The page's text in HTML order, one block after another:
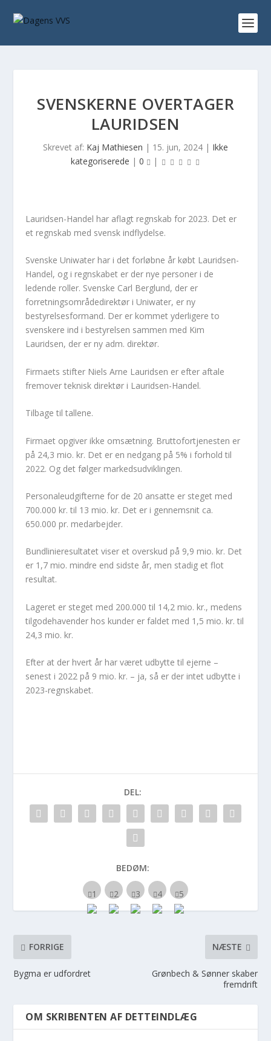
SVENSKERNE OVERTAGER
LAURIDSEN
Skrevet af: Kaj Mathiesen | 15. jun, 2024 | Ikke
kategoriserede | 0 |
Lauridsen-Handel har aflagt regnskab for 2023. Det er
et regnskab med svensk indflydelse.
Svenske Uniwater har i det forløbne år købt Lauridsen-
Handel, og i regnskabet er der nye personer i de
ledende roller. Svenske Carl Berglund, der er
forretningsområdedirektør i Uniwater, er ny
bestyrelsesformand. Der er kommet yderligere to
svenskere ind i bestyrelsen sammen med Kim
Lauridsen, der er ny adm. direktør.
Firmaets stifter Niels Arne Lauridsen er efter aftale
fremover teknisk direktør i Lauridsen-Handel.
Tilbage til tallene.
Firmaet opgiver ikke omsætning. Bruttofortjenesten er
på 24,3 mio. kr. Det er en nedgang på 5% i forhold til
2022. Og det følger markedsudviklingen.
Personaleudgifterne for de 20 ansatte er steget med
700.000 kr. til 13 mio. kr. Det er i gennemsnit ca.
650.000 pr. medarbejder.
Bundlinieresultatet viser et overskud på 9,9 mio. kr. Det
er 1,7 mio. mindre end sidste år, men stadig et flot
resultat.
Lageret er steget med 200.000 til 14,2 mio. kr., medens
tilgodehavender hos kunder er faldet med 1,5 mio. kr. til
24,3 mio. kr.
Efter at der hvert år har været udbytte til ejerne –
senest i 2022 på 9 mio. kr. – ja, så er der intet udbytte i
2023-regnskabet.
DEL:
BEDØM:
FORRIGE
Bygma er udfordret
NÆSTE
Grønbech & Sønner skaber
fremdrift
OM SKRIBENTEN AF DETTEINDLÆG